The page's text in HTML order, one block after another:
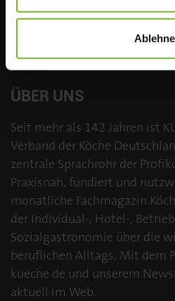
ÜBER UNS
Seit mehr als 142 Jahren ist
Verband der Köche
zentrale Sprachrohr der
Praxisnah, fundiert und
monatliche Fachmagazin
der Individual-, Hotel-,
Sozialgastronomie über die
beruflichen Alltags. Mit dem
kueche.de und unserem
aktuell im Web.